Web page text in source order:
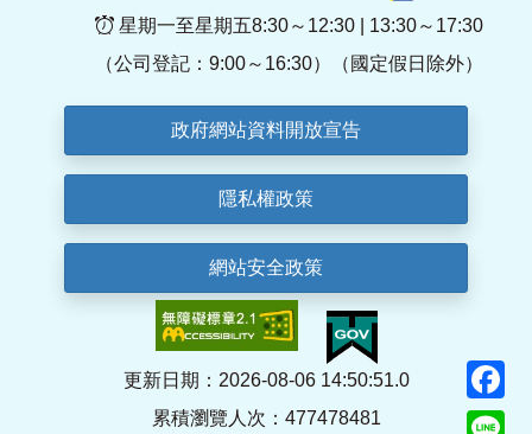
星期一至星期五8:30～12:30 | 13:30～17:30
（公司登記：9:00～16:30）（國定假日除外）
政府網站資料開放宣告
隱私權政策
網站安全政策
更新日期：2026-08-06 14:50:51.0
累積瀏覽人次：477478481